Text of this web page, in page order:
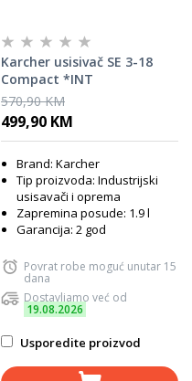
Karcher usisivač SE 3-18
Compact *INT
570,90 KM
499,90 KM
Brand: Karcher
Tip proizvoda: Industrijski
usisavači i oprema
Zapremina posude: 1.9 l
Garancija: 2 god
Povrat robe moguć unutar 15
dana
Dostavljamo već od
19.08.2026
Usporedite proizvod